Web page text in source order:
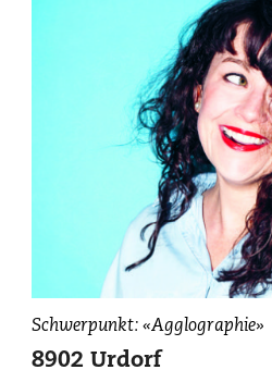
photographiert
Anni
Schwerpunkt: «Agglographie»
8902 Urdorf